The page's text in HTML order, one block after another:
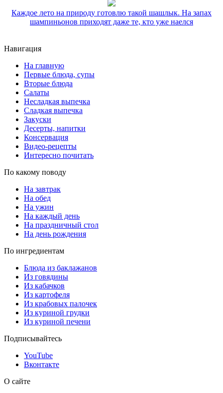
Каждое лето на природу готовлю такой шашлык. На запах
шампиньонов приходят даже те, кто уже наелся
Навигация
На главную
Первые блюда, супы
Вторые блюда
Салаты
Несладкая выпечка
Сладкая выпечка
Закуски
Десерты, напитки
Консервация
Видео-рецепты
Интересно почитать
По какому поводу
На завтрак
На обед
На ужин
На каждый день
На праздничный стол
На день рождения
По ингредиентам
Блюда из баклажанов
Из говядины
Из кабачков
Из картофеля
Из крабовых палочек
Из куриной грудки
Из куриной печени
Подписывайтесь
YouTube
Вконтакте
О сайте